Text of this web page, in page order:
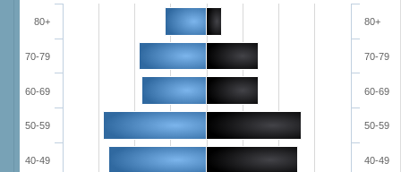
40-49
50-59
60-69
70-79
80+
40-49
50-59
60-69
70-79
80+